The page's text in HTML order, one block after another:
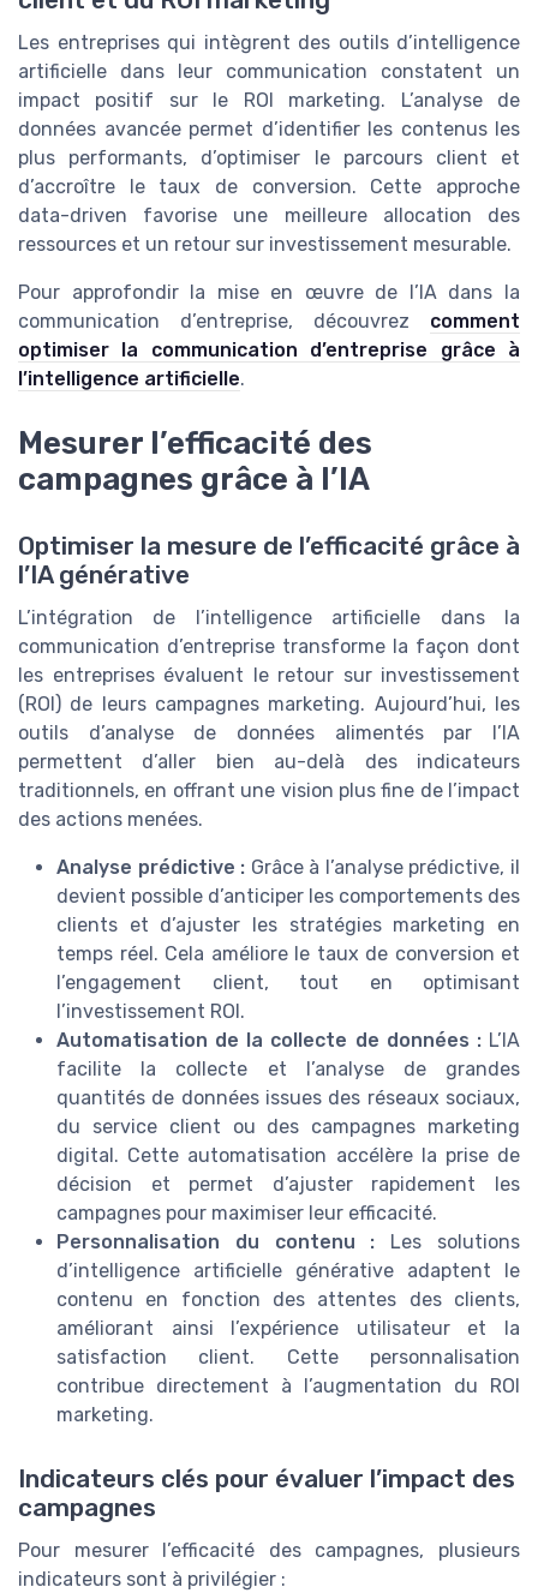
Les entreprises qui intègrent des outils d’intelligence
artificielle dans leur communication constatent un
impact positif sur le ROI marketing. L’analyse de
données avancée permet d’identifier les contenus les
plus performants, d’optimiser le parcours client et
d’accroître le taux de conversion. Cette approche
data-driven favorise une meilleure allocation des
ressources et un retour sur investissement mesurable.
Pour approfondir la mise en œuvre de l’IA dans la
communication d’entreprise, découvrez comment
optimiser la communication d’entreprise grâce à
l’intelligence artificielle.
Mesurer l’efficacité des
campagnes grâce à l’IA
Optimiser la mesure de l’efficacité grâce à
l’IA générative
L’intégration de l’intelligence artificielle dans la
communication d’entreprise transforme la façon dont
les entreprises évaluent le retour sur investissement
(ROI) de leurs campagnes marketing. Aujourd’hui, les
outils d’analyse de données alimentés par l’IA
permettent d’aller bien au-delà des indicateurs
traditionnels, en offrant une vision plus fine de l’impact
des actions menées.
Analyse prédictive : Grâce à l’analyse prédictive, il
devient possible d’anticiper les comportements des
clients et d’ajuster les stratégies marketing en
temps réel. Cela améliore le taux de conversion et
l’engagement client, tout en optimisant
l’investissement ROI.
Automatisation de la collecte de données :L’IA
facilite la collecte et l’analyse de grandes
quantités de données issues des réseaux sociaux,
du service client ou des campagnes marketing
digital. Cette automatisation accélère la prise de
décision et permet d’ajuster rapidement les
campagnes pour maximiser leur efficacité.
Personnalisation du contenu : Les solutions
d’intelligence artificielle générative adaptent le
contenu en fonction des attentes des clients,
améliorant ainsi l’expérience utilisateur et la
satisfaction client. Cette personnalisation
contribue directement à l’augmentation du ROI
marketing.
Indicateurs clés pour évaluer l’impact des
campagnes
Pour mesurer l’efficacité des campagnes, plusieurs
indicateurs sont à privilégier :